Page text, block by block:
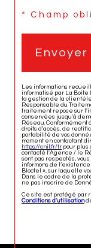
* Champ
Envoyer
Les informations
informatisé par La Boite
la gestion de la
Responsable du
traitement repose sur
conservées jusqu'à
Réseau. Conformément
droits d’accès, de
portabilité de vos
moment en contactant
https://cnil.fr/fr pour plus
contacté l'Agence / le
sont pas respectés,
informons de
Bloctel », sur laquelle
Dans le cadre de la
ne pas inscrire de
Ce site est protégé par
Conditions d'utilisation